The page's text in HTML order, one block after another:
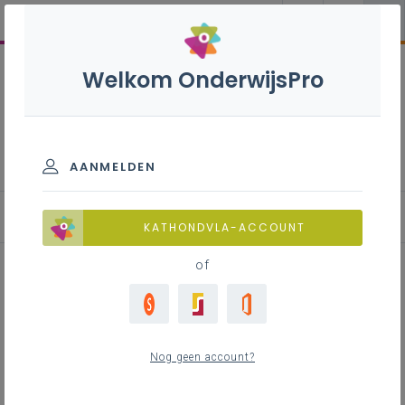
Blog
Internationaal verankerd
Welkom OnderwijsPro
AANMELDEN
KATHONDVLA-ACCOUNT
of
Nog geen account?